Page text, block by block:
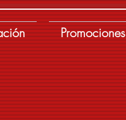
Promociones